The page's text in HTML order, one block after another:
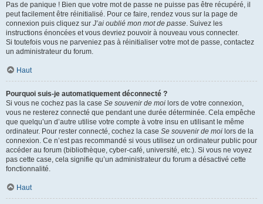
Pas de panique ! Bien que votre mot de passe ne puisse pas être récupéré, il
peut facilement être réinitialisé. Pour ce faire, rendez vous sur la page de
connexion puis cliquez sur J’ai oublié mon mot de passe. Suivez les
instructions énoncées et vous devriez pouvoir à nouveau vous connecter.
Si toutefois vous ne parveniez pas à réinitialiser votre mot de passe, contactez
un administrateur du forum.
Haut
Pourquoi suis-je automatiquement déconnecté ?
Si vous ne cochez pas la case Se souvenir de moi lors de votre connexion,
vous ne resterez connecté que pendant une durée déterminée. Cela empêche
que quelqu’un d’autre utilise votre compte à votre insu en utilisant le même
ordinateur. Pour rester connecté, cochez la case Se souvenir de moi lors de la
connexion. Ce n’est pas recommandé si vous utilisez un ordinateur public pour
accéder au forum (bibliothèque, cyber-café, université, etc.). Si vous ne voyez
pas cette case, cela signifie qu’un administrateur du forum a désactivé cette
fonctionnalité.
Haut